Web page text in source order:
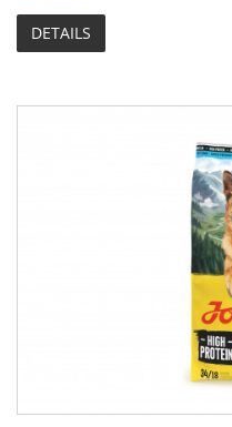
DETAILS